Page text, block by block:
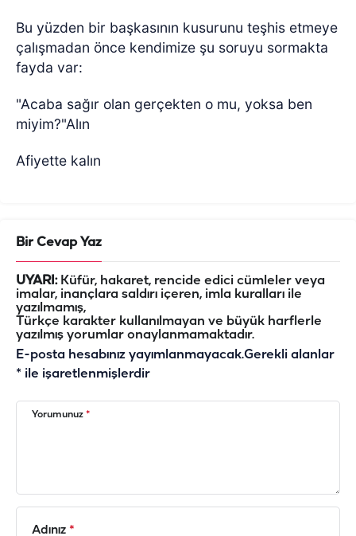
Bu yüzden bir başkasının kusurunu teşhis etmeye
çalışmadan önce kendimize şu soruyu sormakta
fayda var:
"Acaba sağır olan gerçekten o mu, yoksa ben
miyim?"Alın
Afiyette kalın
Bir Cevap Yaz
UYARI:Küfür, hakaret, rencide edici cümleler veya
imalar, inançlara saldırı içeren, imla kuralları ile
yazılmamış,
Türkçe karakter kullanılmayan ve büyük harflerle
yazılmış yorumlar onaylanmamaktadır.
E-posta hesabınız yayımlanmayacak.Gerekli alanlar
* ile işaretlenmişlerdir
Yorumunuz *
Adınız *